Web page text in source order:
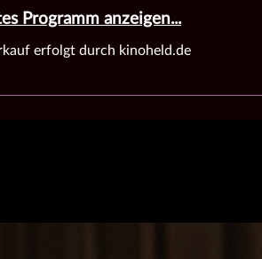
Programm anzeigen...
erfolgt durch kinoheld.de